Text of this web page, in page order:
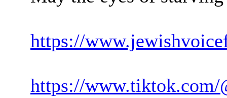
https://
https://www.tiktok.com/